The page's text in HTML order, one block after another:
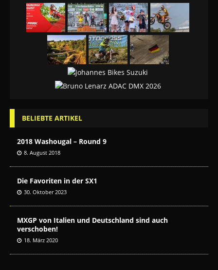
BELIEBTE ARTIKEL
2018 Washougal – Round 9
8. August 2018
Die Favoriten in der SX1
30. Oktober 2023
MXGP von Italien und Deutschland sind auch
verschoben!
18. März 2020